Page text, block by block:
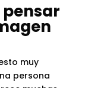
muy
persona